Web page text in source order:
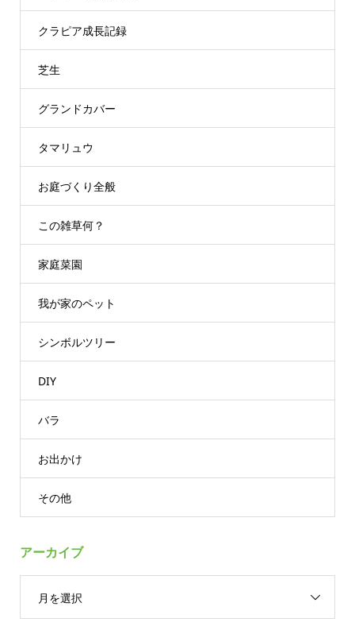
クラピア成長記録
芝生
グランドカバー
タマリュウ
お庭づくり全般
この雑草何？
家庭菜園
我が家のペット
シンボルツリー
DIY
バラ
お出かけ
その他
アーカイブ
月を選択